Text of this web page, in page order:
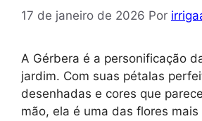
17 de janeiro de 2026 Por
A Gérbera é a personificação
jardim. Com suas pétalas
desenhadas e cores que
mão, ela é uma das flores mais